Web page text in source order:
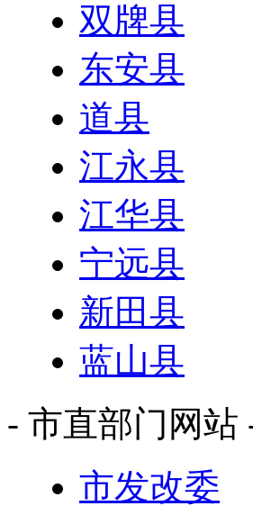
双牌县
东安县
道县
江永县
江华县
宁远县
新田县
蓝山县
- 市直部门网站
市发改委